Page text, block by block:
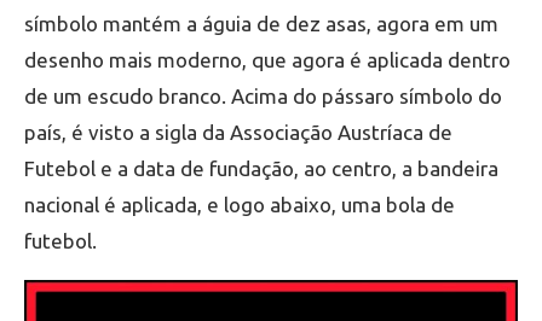
símbolo mantém a águia de dez asas, agora em um
desenho mais moderno, que agora é aplicada dentro
de um escudo branco. Acima do pássaro símbolo do
país, é visto a sigla da Associação Austríaca de
Futebol e a data de fundação, ao centro, a bandeira
nacional é aplicada, e logo abaixo, uma bola de
futebol.